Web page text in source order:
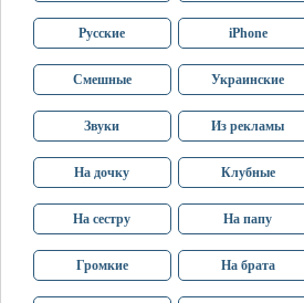
Русские iPhone
Смешные Украинские
Звуки Из рекламы
На дочку Клубные
На сестру На папу
Громкие На брата